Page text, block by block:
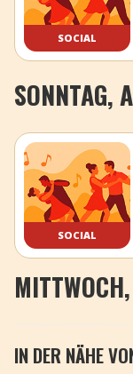
SOCIAL
SONNTAG,
SOCIAL
IN DER NÄHE